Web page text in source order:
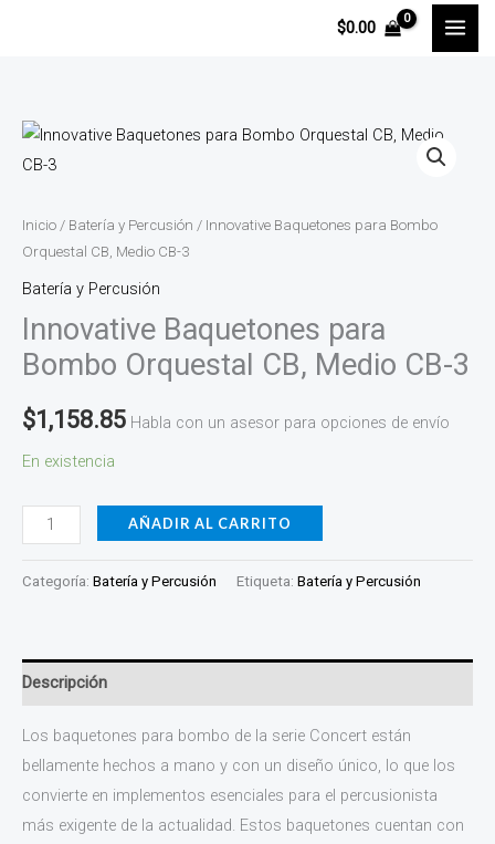
$0.00
Inicio / Batería y Percusión / Innovative Baquetones para Bombo
Orquestal CB, Medio CB-3
Batería y Percusión
Innovative Baquetones para
Bombo Orquestal CB, Medio CB-3
$1,158.85 Habla con un asesor para opciones de envío
En existencia
Innovative
Baquetones
Bombo
Orquestal
CB,
Medio
CB-
3
cantidad
AÑADIR AL CARRITO
Categoría: Batería y Percusión Etiqueta: Batería y Percusión
Descripción
Los baquetones para bombo de la serie Concert están
bellamente hechos a mano y con un diseño único, lo que los
convierte en implementos esenciales para el percusionista
más exigente de la actualidad. Estos baquetones cuentan con